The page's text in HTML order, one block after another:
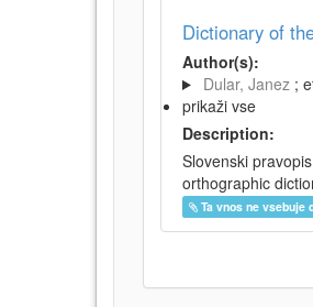
Dictionary of
Author(s):
Dular, Janez ;
prikaži vse
Description:
Slovenski
orthographic
Ta vnos ne vsebuje